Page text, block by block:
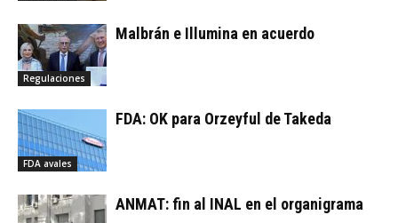
Regulaciones
Malbrán e Illumina en acuerdo
FDA avales
FDA: OK para Orzeyful de Takeda
ANMAT: fin al INAL en el organigrama